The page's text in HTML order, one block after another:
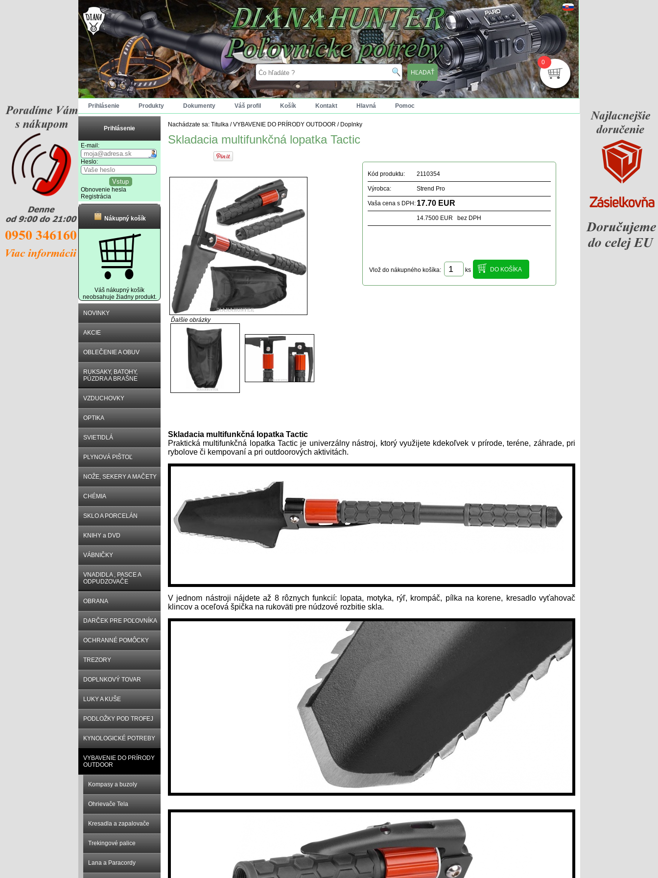
0
Prihlásenie Produkty Dokumenty Váš profil Košík Kontakt Hlavná Pomoc
Prihlásenie
E-mail:
Heslo:
Obnovenie hesla
Registrácia
Nákupný košík
Váš nákupný košík
neobsahuje žiadny produkt.
NOVINKY
AKCIE
OBLEČENIE A OBUV
RUKSAKY, BATOHY,
PÚZDRA A BRAŠNE
VZDUCHOVKY
OPTIKA
SVIETIDLÁ
PLYNOVÁ PIŠTOĽ
NOŽE, SEKERY A MAČETY
CHÉMIA
SKLO A PORCELÁN
KNIHY a DVD
VÁBNIČKY
VNADIDLA , PASCE A
ODPUDZOVAČE
OBRANA
DARČEK PRE POĽOVNÍKA
OCHRANNÉ POMÔCKY
TREZORY
DOPLNKOVÝ TOVAR
LUKY A KUŠE
PODLOŽKY POD TROFEJ
KYNOLOGICKÉ POTREBY
VYBAVENIE DO PRÍRODY
OUTDOOR
Kompasy a buzoly
Ohrievače Tela
Kresadla a zapalovače
Trekingové palice
Lana a Paracordy
Nachádzate sa: Titulka /VYBAVENIE DO PRÍRODY OUTDOOR / Doplnky
Skladacia multifunkčná lopatka Tactic
Kód produktu: 2110354
Výrobca: Strend Pro
Vaša cena s DPH: 17.70 EUR
14.7500 EUR bez DPH
Vlož do nákupného košíka: ks
Ďalšie obrázky
Skladacia multifunkčná lopatka Tactic
Praktická multifunkčná lopatka Tactic je univerzálny nástroj, ktorý využijete kdekoľvek v prírode, teréne, záhrade, pri
rybolove či kempovaní a pri outdoorových aktivitách.
V jednom nástroji nájdete až 8 rôznych funkcií: lopata, motyka, rýľ, krompáč, pílka na korene, kresadlo vyťahovač
klincov a oceľová špička na rukoväti pre núdzové rozbitie skla.